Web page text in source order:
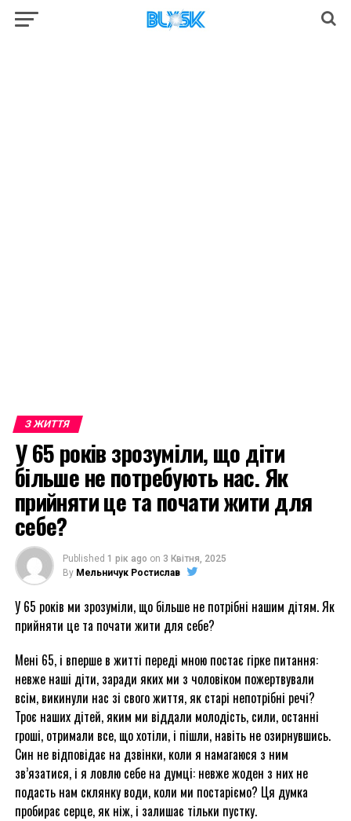
З ЖИТТЯ
У 65 років зрозуміли, що діти
більше не потребують нас. Як
прийняти це та почати жити для
себе?
Published 1 рік ago on 3 Квітня, 2025
By Мельничук Ростислав
У 65 років ми зрозуміли, що більше не потрібні нашим дітям. Як
прийняти це та почати жити для себе?
Мені 65, і вперше в житті переді мною постає гірке питання:
невже наші діти, заради яких ми з чоловіком пожертвували
всім, викинули нас зі свого життя, як старі непотрібні речі?
Троє наших дітей, яким ми віддали молодість, сили, останні
гроші, отримали все, що хотіли, і пішли, навіть не озирнувшись.
Син не відповідає на дзвінки, коли я намагаюся з ним
зв’язатися, і я ловлю себе на думці: невже жоден з них не
подасть нам склянку води, коли ми постаріємо? Ця думка
пробирає серце, як ніж, і залишає тільки пустку.